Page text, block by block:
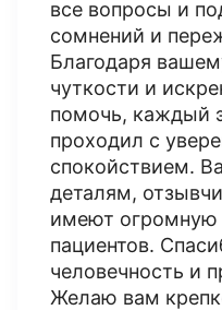
все вопросы и
сомнений и
Благодаря
чуткости и
помочь, каждый
проходил с
спокойствием.
деталям,
имеют огромную
пациентов.
человечность и
Желаю вам